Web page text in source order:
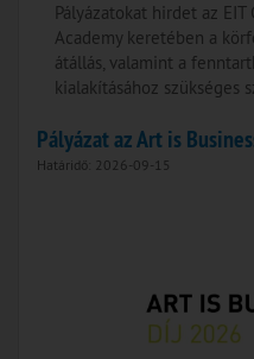
Pályázatokat hirdet az
Academy keretében a
átállás, valamint a
kialakításához szükséges
Pályázat az Art is
Határidő: 2026-09-15